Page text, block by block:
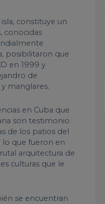
constituye un
conocidas
posibilitaron que
en 1999 y
de
manglares.
en Cuba que
son testimonio
de los patios del
lo que fueron en
arquitectura de
culturas que le
se encuentran